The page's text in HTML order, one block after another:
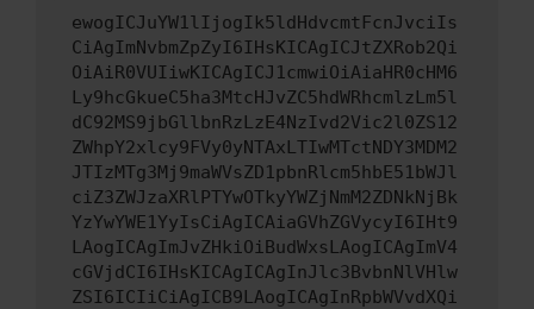
ewogICJuYW1lIjogIk5ldHdvcmtFcnJvciIs
CiAgImNvbmZpZyI6IHsKICAgICJtZXRob2Qi
OiAiR0VUIiwKICAgICJ1cmwiOiAiaHR0cHM6
Ly9hcGkueC5ha3MtcHJvZC5hdWRhcmlzLm5l
dC92MS9jbGllbnRzLzE4NzIvd2Vic2l0ZS12
ZWhpY2xlcy9FVy0yNTAxLTIwMTctNDY3MDM2
JTIzMTg3Mj9maWVsZD1pbnRlcm5hbE51bWJl
ciZ3ZWJzaXRlPTYwOTkyYWZjNmM2ZDNkNjBk
YzYwYWE1YyIsCiAgICAiaGVhZGVycyI6IHt9
LAogICAgImJvZHkiOiBudWxsLAogICAgImV4
cGVjdCI6IHsKICAgICAgInJlc3BvbnNlVHlw
ZSI6ICIiCiAgICB9LAogICAgInRpbWVvdXQi